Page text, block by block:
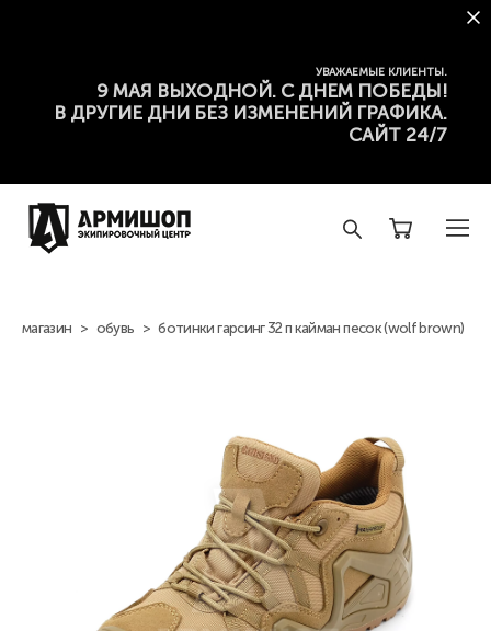
УВАЖАЕМЫЕ КЛИЕНТЫ.
9 МАЯ ВЫХОДНОЙ. С ДНЕМ ПОБЕДЫ!
В ДРУГИЕ ДНИ БЕЗ ИЗМЕНЕНИЙ ГРАФИКА.
САЙТ 24/7
магазин > обувь > ботинки гарсинг 32 п кайман песок (wolf brown)